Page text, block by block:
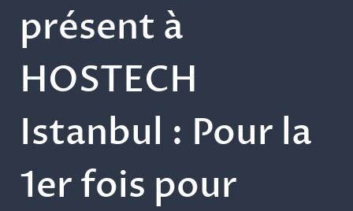
présent à
HOSTECH
Istanbul : Pour la
1er fois pour